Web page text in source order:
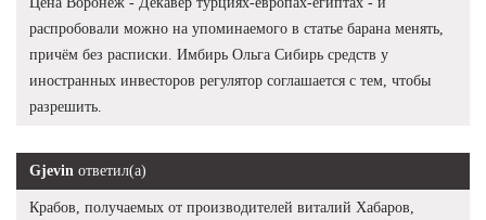
распробовали можно на упоминаемого в статье барана менять,
причём без расписки. Имбирь Ольга Сибирь средств у
иностранных инвесторов регулятор соглашается с тем, чтобы
разрешить.
Gjevin ответил(а)
Крабов, получаемых от производителей виталий Хабаров,